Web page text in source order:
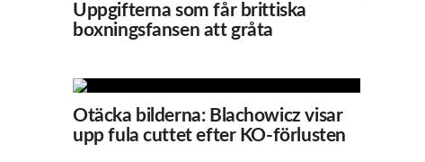
Uppgifterna som får brittiska
boxningsfansen att gråta
Otäcka bilderna: Blachowicz visar
upp fula cuttet efter KO-förlusten